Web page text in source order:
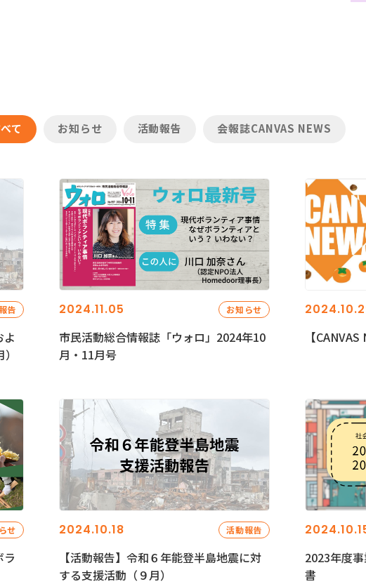
て お知らせ 活動報告 会報誌CANVAS NEWS
告
よ
2024.11.05 お知らせ
市民活動総合情報誌「ウォロ」2024年10
月・11月号
【
せ 2024.10.18 活動報告
【活動報告】令和６年能登半島地震に対
する支援活動（９月）
2023年度
書